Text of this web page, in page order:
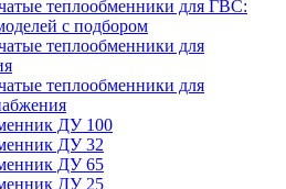
теплообменники для ГВС:
с подбором
теплообменники для
теплообменники для
ДУ 100
ДУ 32
ДУ 65
ДУ 25